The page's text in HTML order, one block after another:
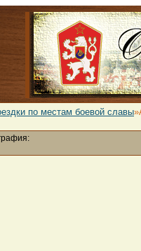
по местам боевой славы